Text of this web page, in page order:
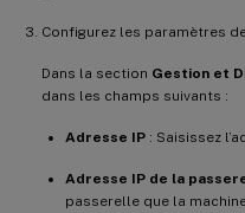
Configurez les paramètres
Dans la section Gestion et
dans les champs suivants :
Adresse IP : Saisissez
Adresse IP de la
passerelle que la